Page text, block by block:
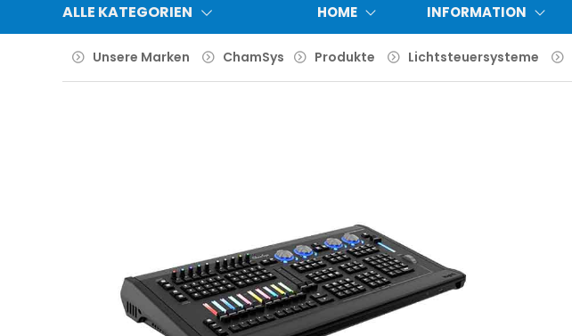
ALLE KATEGORIEN HOME INFORMATION
Unsere Marken ChamSys Produkte Lichtsteuersysteme